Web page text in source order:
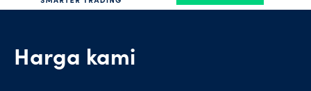
Sumber
Harga kami